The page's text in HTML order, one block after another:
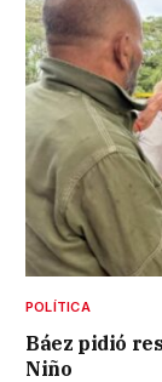
POLÍTICA
Báez pidió
Niño